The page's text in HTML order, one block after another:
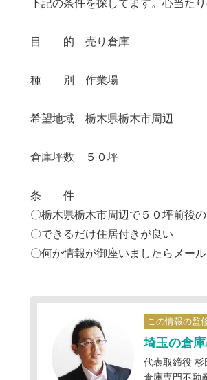
下記の条件を探してます。心当た
目 的 売り倉庫
種 別 作業場
希望地域 栃木県栃木市周辺
倉庫坪数 ５０坪
条 件
〇栃木県栃木市周辺で５０坪前後の
〇できるだけ住居付きが良い
〇何か情報が御座いましたらメー
この情報の監
埼玉の倉
代表取締役 杉
倉庫専門不動